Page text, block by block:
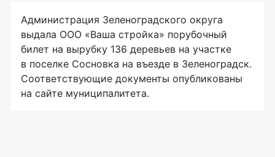
Администрация Зеленоградского округа
выдала ООО «Ваша стройка» порубочный
билет на вырубку 136 деревьев на участке
в поселке Сосновка на въезде в Зеленоградск.
Соответствующие документы опубликованы
на сайте муниципалитета.